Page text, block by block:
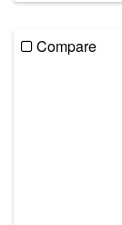
Compare